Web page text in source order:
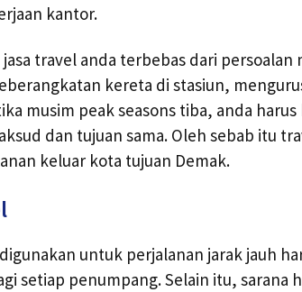
kantor.
travel anda terbebas dari
kereta di stasiun,
musim peak seasons tiba, anda
dan tujuan sama. Oleh sebab itu
keluar kota tujuan Demak.
untuk perjalanan jarak jauh
setiap penumpang. Selain itu,